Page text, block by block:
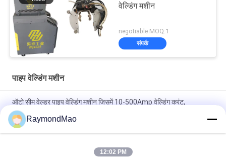
वेल्डिंग मशीन
negotiable MOQ:1
संपर्क
पाइप वेल्डिंग मशीन
ऑटो सीम वेल्डर पाइप वेल्डिंग मशीन जिसमें 10-500Amp वेल्डिंग करंट,
220V/380V वोल्टेज और वायर फीडिंग के साथ TIG शामिल है
ऑटो सीम वेल्डर पाइप वेल्डिंग मशीन 220V/380V वोल्टेज और 10-500Amp
वेल्डिंग करंट के साथ TIG के लिए वायर फीडिंग के साथ
RaymondMao
12:02 PM